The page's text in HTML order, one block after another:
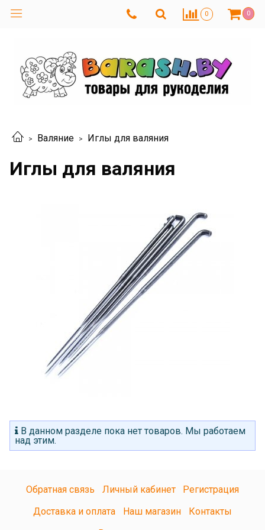
0 0
Валяние Иглы для валяния
Иглы для валяния
В данном разделе пока нет товаров. Мы работаем
над этим.
Обратная связь Личный кабинет
Регистрация
Доставка и оплата
Наш магазин
Контакты